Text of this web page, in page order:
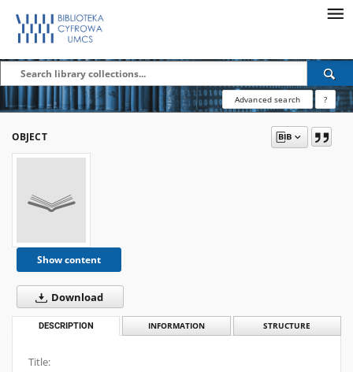
Advanced search ?
OBJECT
Show content
Download
DESCRIPTION INFORMATION STRUCTURE
Title: